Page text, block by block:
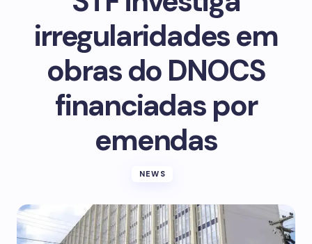
irregularidades em
obras do DNOCS
financiadas por
emendas
NEWS